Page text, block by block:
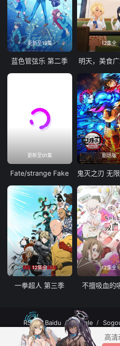
更新至19集
蓝色管弦乐 第二季
12集全
明天，美食广
更新至01集
Fate/strange Fake
剧场版
12集全
一拳超人 第三季
12集全
不擅吸血的
RSS Baidu Google
MuteFun动漫网站-无声乐趣-(゜-゜)つロ
自互联网分享站点所提供的公开引用资
高清